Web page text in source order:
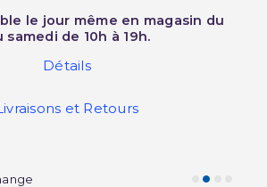
le jour même en magasin du
samedi de 10h à 19h.
Détails
et Retours